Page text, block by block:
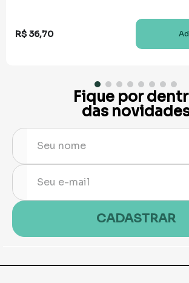
R$ 36,70
Fique por
das
CADASTRAR